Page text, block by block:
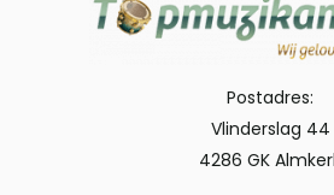
Postadres:
Vlinderslag 44
4286 GK